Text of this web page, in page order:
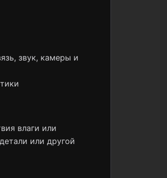
звук, камеры и
влаги или
или другой